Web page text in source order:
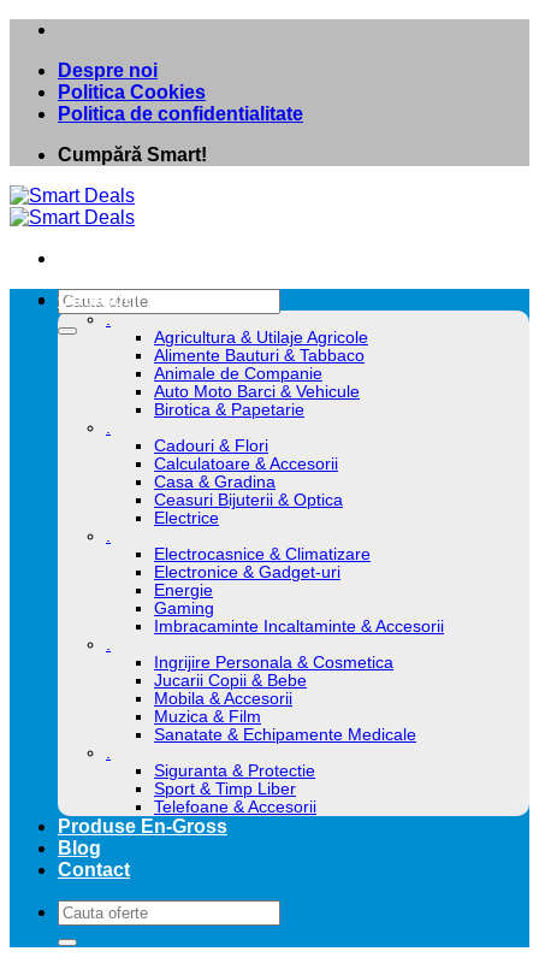
Skip
contentDespre noi
Politica Cookies
Politica de confidentialitate
Cumpără Smart!
Caută
după:
Categorii
.
Agricultura & Utilaje Agricole
Alimente Bauturi & Tabbaco
Animale de Companie
Auto Moto Barci & Vehicule
Birotica & Papetarie
.
Cadouri & Flori
Calculatoare & Accesorii
Casa & Gradina
Ceasuri Bijuterii & Optica
Electrice
.
Electrocasnice & Climatizare
Electronice & Gadget-uri
Energie
Gaming
Imbracaminte Incaltaminte & Accesorii
.
Ingrijire Personala & Cosmetica
Jucarii Copii & Bebe
Mobila & Accesorii
Muzica & Film
Sanatate & Echipamente Medicale
.
Siguranta & Protectie
Sport & Timp Liber
Telefoane & Accesorii
Produse En-Gross
Blog
Contact
Caută
după: